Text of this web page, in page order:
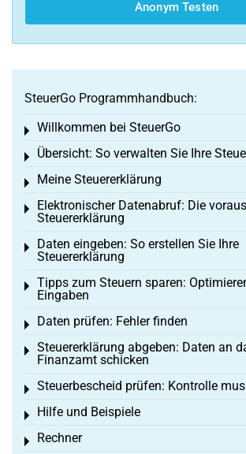
Anonym Testen
SteuerGo Programmhandbuch:
Willkommen bei SteuerGo
Toggle menu
Übersicht: So verwalten Sie Ihre
Toggle menu
Meine Steuererklärung
Toggle menu
Elektronischer Datenabruf: Die
Steuererklärung
Toggle menu
Daten eingeben: So erstellen Sie Ihre
Steuererklärung
Toggle menu
Tipps zum Steuern sparen:
Eingaben
Toggle menu
Daten prüfen: Fehler finden
Toggle menu
Steuererklärung abgeben: Daten an
Finanzamt schicken
Toggle menu
Steuerbescheid prüfen: Kontrolle
Toggle menu
Hilfe und Beispiele
Toggle menu
Rechner
Toggle menu